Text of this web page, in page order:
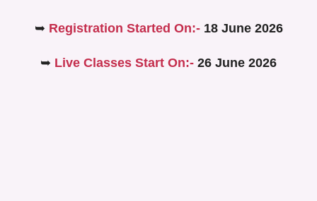
➥ Registration Started On:-18 June 2026
➥ Live Classes Start On:- 26 June 2026